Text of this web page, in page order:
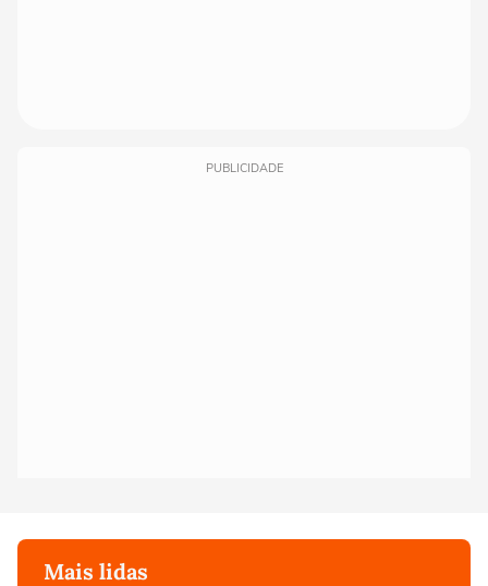
PUBLICIDADE
Mais lidas